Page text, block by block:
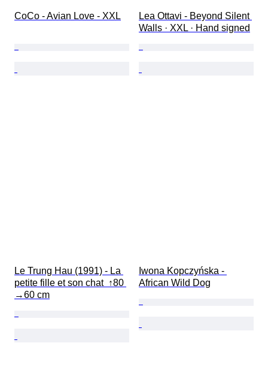
CoCo - Avian Love - XXL
Lea Ottavi - Beyond Silent
Walls · XXL · Hand signed
Le Trung Hau (1991) - La
petite fille et son chat  ↑80
→60 cm
Iwona Kopczyńska -
African Wild Dog